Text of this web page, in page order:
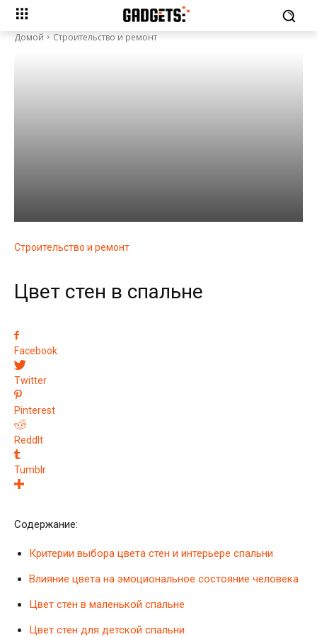
Домой Строительство и ремонт
Строительство и ремонт
Цвет стен в спальне
Facebook
Twitter
Pinterest
ReddIt
Tumblr
Содержание:
Критерии выбора цвета стен и интерьере спальни
Влияние цвета на эмоциональное состояние человека
Цвет стен в маленькой спальне
Цвет стен для детской спальни